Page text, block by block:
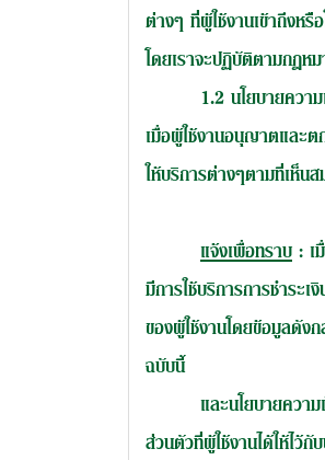
ต่างๆ ที่ผู้ใช้งานเข้าถึงห
โดยเราจะปฏิบัติตามกฎห
1.2 นโยบายควา
เมื่อผู้ใช้งานอนุญาตและ
ให้บริการต่างๆตามที่เห็น
แจ้งเพื่อทราบ: เ
มีการใช้บริการการชำระ
ของผู้ใช้งานโดยข้อมูลดั
ฉบับนี้
และนโยบายควา
ส่วนตัวที่ผู้ใช้งานได้ให้ไว้